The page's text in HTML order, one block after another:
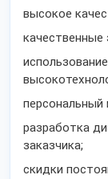
высокое
качественные
персональный
разработка
заказчика;
скидки